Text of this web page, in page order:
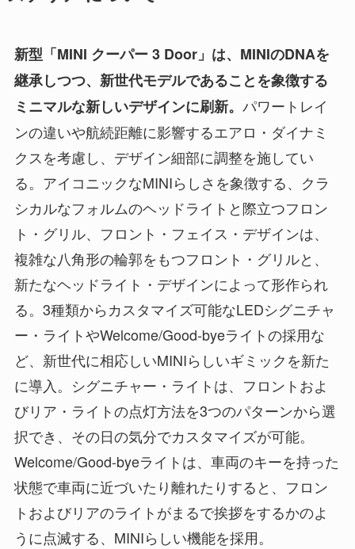
新型「MINI クーパー 3 Door」は、MINIのDNAを
継承しつつ、新世代モデルであることを象徴する
ミニマルな新しいデザインに刷新。 パワートレイ
ンの違いや航続距離に影響するエアロ・ダイナミ
クスを考慮し、デザイン細部に調整を施してい
る。アイコニックなMINIらしさを象徴する、クラ
シカルなフォルムのヘッドライトと際立つフロン
ト・グリル、フロント・フェイス・デザインは、
複雑な八角形の輪郭をもつフロント・グリルと、
新たなヘッドライト・デザインによって形作られ
る。3種類からカスタマイズ可能なLEDシグニチャ
ー・ライトやWelcome/Good-byeライトの採用な
ど、新世代に相応しいMINIらしいギミックを新た
に導入。シグニチャー・ライトは、フロントおよ
びリア・ライトの点灯方法を3つのパターンから選
択でき、その日の気分でカスタマイズが可能。
Welcome/Good-byeライトは、車両のキーを持った
状態で車両に近づいたり離れたりすると、フロン
トおよびリアのライトがまるで挨拶をするかのよ
うに点滅する、MINIらしい機能を採用。